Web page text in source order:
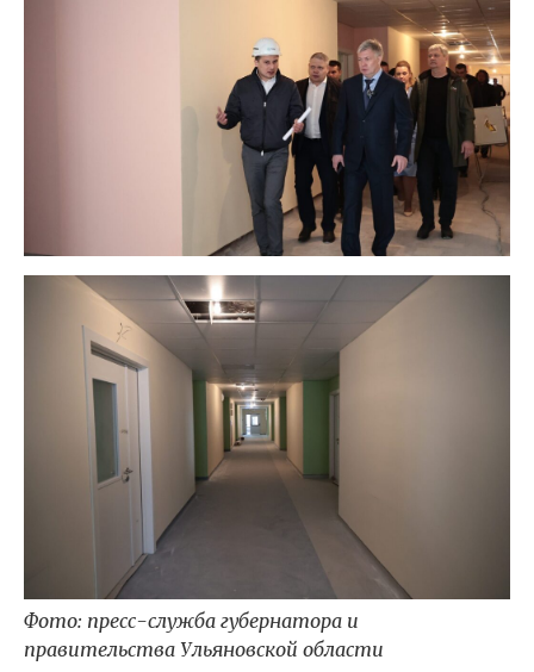
Фото: пресс-служба губернатора и
правительства Ульяновской области